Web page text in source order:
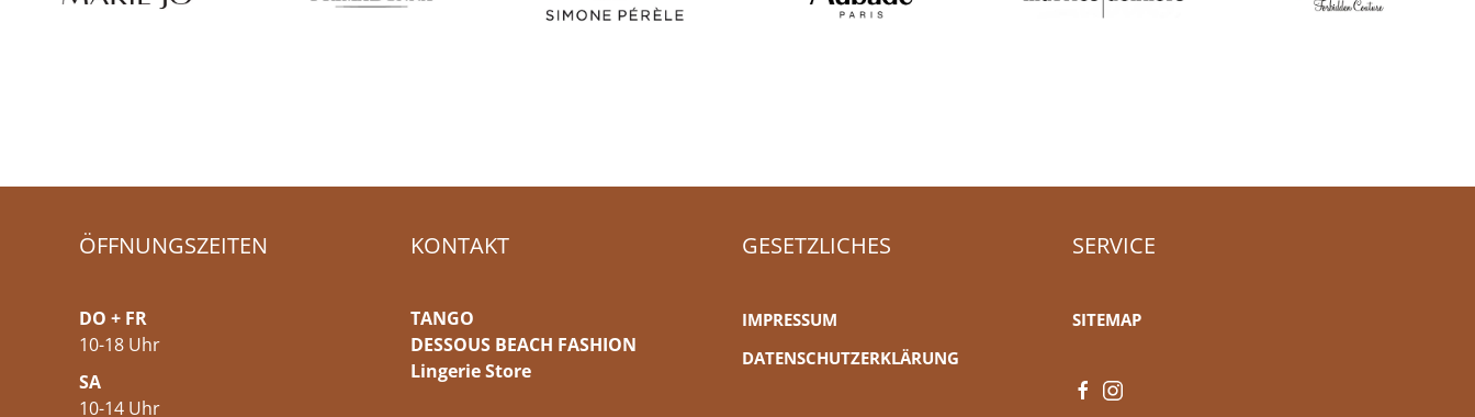
ÖFFNUNGSZEITEN
DO + FR
10-18 Uhr
SA
10-14 Uhr
KONTAKT
TANGO
DESSOUS BEACH FASHION
Lingerie Store
GESETZLICHES
IMPRESSUM
DATENSCHUTZERKLÄRUNG
SERVICE
SITEMAP